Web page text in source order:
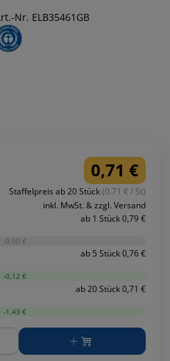
Nr. ELB35461GB
0,71 €
Staffelpreis ab 20 Stück(0.71 € / St)
inkl. MwSt. & zzgl. Versand
ab 1 Stück 0,79 €
-0,00 €
ab 5 Stück 0,76 €
-0,12 €
ab 20 Stück 0,71 €
-1,43 €